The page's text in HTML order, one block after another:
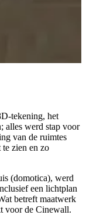
tekening, het
alles werd stap voor
van de ruimtes
zien en zo
(domotica), werd
een lichtplan
betreft maatwerk
voor de Cinewall.